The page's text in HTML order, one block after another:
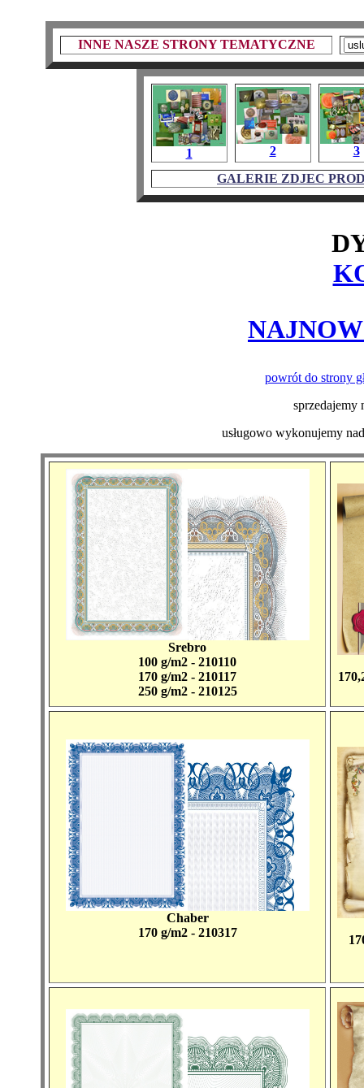
INNE NASZE STRONY TEMATYCZNE
1 2
3
GALERIE ZDJEC
powrót do strony
sprzedajemy
usługowo wykonujemy
Srebro
100 g/m2 - 210110
170 g/m2 - 210117
250 g/m2 - 210125
Chaber
170 g/m2 - 210317